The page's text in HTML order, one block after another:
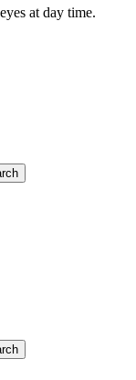
at day time.